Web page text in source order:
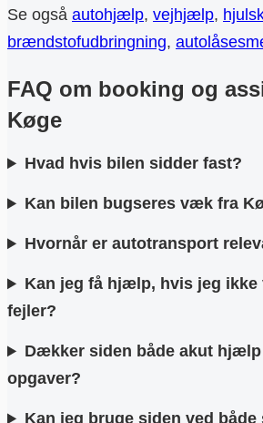
Se også autohjælp, vejhjælp,
brændstofudbringning,
FAQ om booking og
Køge
Hvad hvis bilen sidder fast?
Kan bilen bugseres væk fra
Hvornår er autotransport
Kan jeg få hjælp, hvis jeg ikke
fejler?
Dækker siden både akut
opgaver?
Kan jeg bruge siden ved både